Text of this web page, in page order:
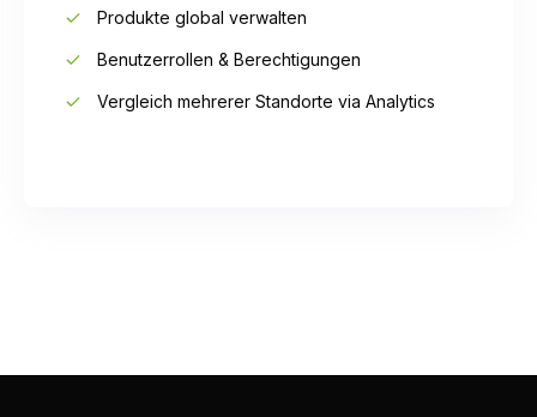
Produkte global verwalten
Benutzerrollen & Berechtigungen
Vergleich mehrerer Standorte via Analytics